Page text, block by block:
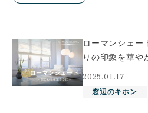
ローマンシェー
りの印象を華や
2025.01.17
窓辺のキホン